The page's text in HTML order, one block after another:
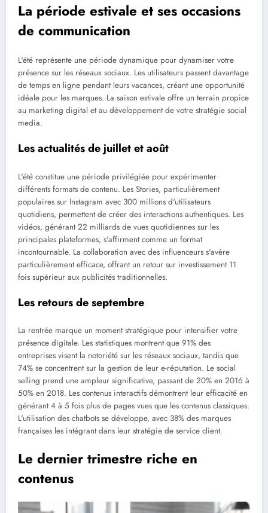
La période estivale et ses occasions
de communication
L'été représente une période dynamique pour dynamiser votre
présence sur les réseaux sociaux. Les utilisateurs passent davantage
de temps en ligne pendant leurs vacances, créant une opportunité
idéale pour les marques. La saison estivale offre un terrain propice
au marketing digital et au développement de votre stratégie social
media.
Les actualités de juillet et août
L'été constitue une période privilégiée pour expérimenter
différents formats de contenu. Les Stories, particulièrement
populaires sur Instagram avec 300 millions d'utilisateurs
quotidiens, permettent de créer des interactions authentiques. Les
vidéos, générant 22 milliards de vues quotidiennes sur les
principales plateformes, s'affirment comme un format
incontournable. La collaboration avec des influenceurs s'avère
particulièrement efficace, offrant un retour sur investissement 11
fois supérieur aux publicités traditionnelles.
Les retours de septembre
La rentrée marque un moment stratégique pour intensifier votre
présence digitale. Les statistiques montrent que 91% des
entreprises visent la notoriété sur les réseaux sociaux, tandis que
74% se concentrent sur la gestion de leur e-réputation. Le social
selling prend une ampleur significative, passant de 20% en 2016 à
50% en 2018. Les contenus interactifs démontrent leur efficacité en
générant 4 à 5 fois plus de pages vues que les contenus classiques.
L'utilisation des chatbots se développe, avec 38% des marques
françaises les intégrant dans leur stratégie de service client.
Le dernier trimestre riche en
contenus